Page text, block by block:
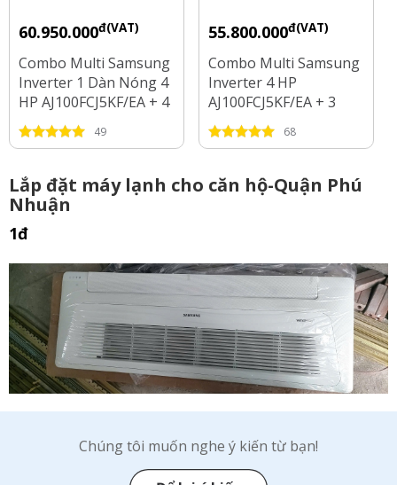
60.950.000đ(VAT)
Combo Multi Samsung
Inverter 1 Dàn Nóng 4
HP AJ100FCJ5KF/EA + 4
Dàn Lạnh 1 HP - 2 HP
49
55.800.000đ(VAT)
Combo Multi Samsung
Inverter 4 HP
AJ100FCJ5KF/EA + 3
Dàn Lạnh 1 HP - 1.5 HP
- 2.5 HP
68
Lắp đặt máy lạnh cho căn hộ-Quận Phú
Nhuận
1đ
Chúng tôi muốn nghe ý kiến từ bạn!